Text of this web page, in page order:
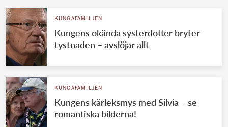
KUNGAFAMILJEN
Kungens okända systerdotter bryter
tystnaden – avslöjar allt
KUNGAFAMILJEN
Kungens kärleksmys med Silvia – se
romantiska bilderna!